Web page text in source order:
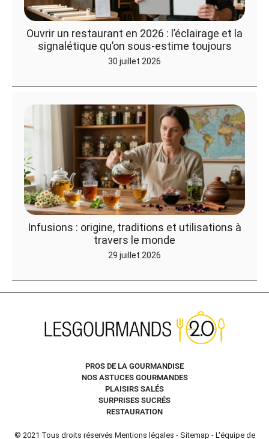
Ouvrir un restaurant en 2026 : l’éclairage et la
signalétique qu’on sous-estime toujours
30 juillet 2026
Infusions : origine, traditions et utilisations à
travers le monde
29 juillet 2026
PROS DE LA GOURMANDISE
NOS ASTUCES GOURMANDES
PLAISIRS SALÉS
SURPRISES SUCRÉS
RESTAURATION
© 2021 Tous droits réservés Mentions légales - Sitemap - L'équipe de